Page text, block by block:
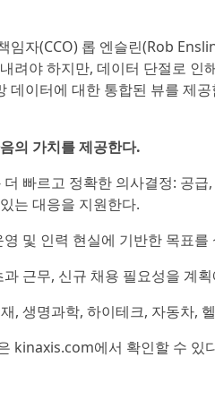
임자(CCO) 롭 엔슬린(Rob
려야 하지만, 데이터 단절로
데이터에 대한 통합된 뷰를 제
의 가치를 제공한다.
더 빠르고 정확한 의사결정: 공
는 대응을 지원한다.
영 및 인력 현실에 기반한 목표를
과 근무, 신규 채용 필요성을 계
, 생명과학, 하이테크, 자동차,
kinaxis.com에서 확인할 수 있